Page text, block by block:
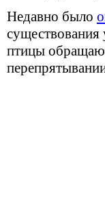
Недавно было
существования
птицы